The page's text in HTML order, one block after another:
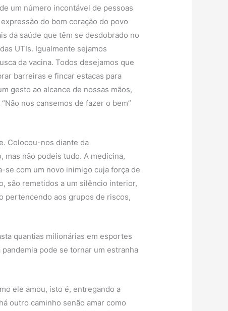
um número incontável de pessoas
do bom coração do povo
da saúde que têm se desdobrado no
UTIs. Igualmente sejamos
da vacina. Todos desejamos que
barreiras e fincar estacas para
gesto ao alcance de nossas mãos,
nos cansemos de fazer o bem”
Colocou-nos diante da
não podeis tudo. A medicina,
se com um novo inimigo cuja força de
são remetidos a um silêncio interior,
pertencendo aos grupos de riscos,
quantias milionárias em esportes
pode se tornar um estranha
ele amou, isto é, entregando a
outro caminho senão amar como